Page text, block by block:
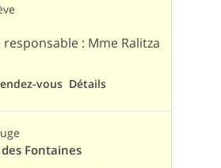
: Mme Ralitza
vous Détails
Fontaines